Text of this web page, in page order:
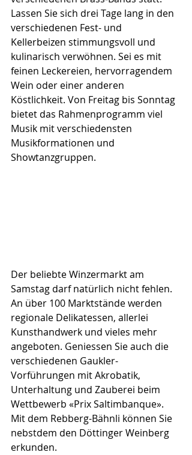
Lassen Sie sich drei Tage lang in den
verschiedenen Fest- und
Kellerbeizen stimmungsvoll und
kulinarisch verwöhnen. Sei es mit
feinen Leckereien, hervorragendem
Wein oder einer anderen
Köstlichkeit. Von Freitag bis Sonntag
bietet das Rahmenprogramm viel
Musik mit verschiedensten
Musikformationen und
Showtanzgruppen.
Der beliebte Winzermarkt am
Samstag darf natürlich nicht fehlen.
An über 100 Marktstände werden
regionale Delikatessen, allerlei
Kunsthandwerk und vieles mehr
angeboten. Geniessen Sie auch die
verschiedenen Gaukler-
Vorführungen mit Akrobatik,
Unterhaltung und Zauberei beim
Wettbewerb «Prix Saltimbanque».
Mit dem Rebberg-Bähnli können Sie
nebstdem den Döttinger Weinberg
erkunden.